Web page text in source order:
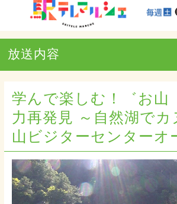
放送内容
学んで楽しむ！゛お山
力再発見 ～自然湖でカ
山ビジターセンターオ